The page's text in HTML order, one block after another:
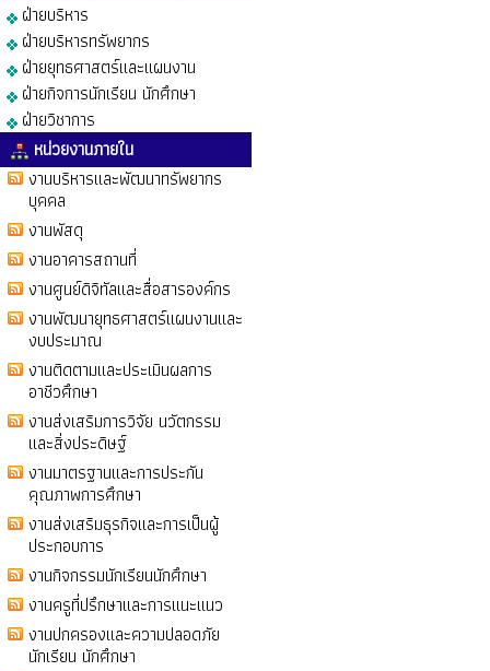
ฝ่ายบริหาร
ฝ่ายบริหารทรัพยากร
ฝ่ายยุทธศาสตร์และแผนงาน
ฝ่ายกิจการนักเรียน นักศึกษา
ฝ่ายวิชาการ
หน่วยงานภายใน
งานบริหารและพัฒนาทรัพยากร
บุคคล
งานพัสดุ
งานอาคารสถานที่
งานศูนย์ดิจิทัลและสื่อสารองค์กร
งานพัฒนายุทธศาสตร์แผนงานและ
งบประมาณ
งานติดตามและประเมินผลการ
อาชีวศึกษา
งานส่งเสริมการวิจัย นวัตกรรม
และสิ่งประดิษฐ์
งานมาตรฐานและการประกัน
คุณภาพการศึกษา
งานส่งเสริมธุรกิจและการเป็นผู้
ประกอบการ
งานกิจกรรมนักเรียนนักศึกษา
งานครูที่ปรึกษาและการแนะแนว
งานปกครองและความปลอดภัย
นักเรียน นักศึกษา